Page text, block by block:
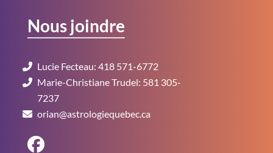
Nous joindre
Lucie Fecteau: 418 571-6772
Marie-Christiane Trudel: 581 305-
7237
orian@astrologiequebec.ca